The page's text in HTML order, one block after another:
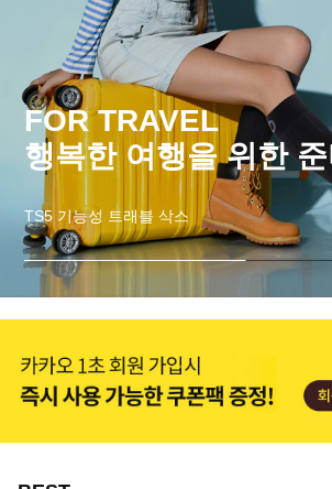
FOR TRAVEL
행복한 여행을 위한
TS5 기능성 트래블 삭스